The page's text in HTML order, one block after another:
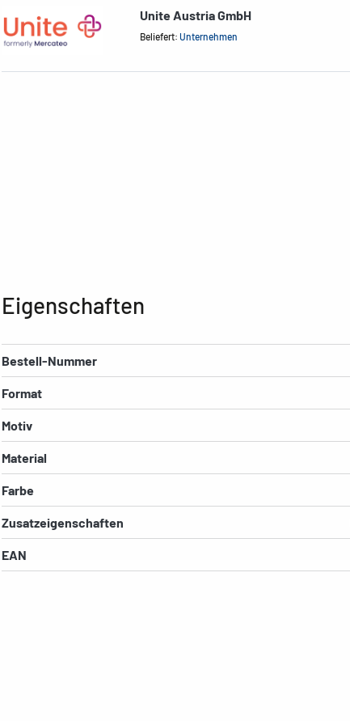
Unite Austria GmbH
Beliefert: Unternehmen
Eigenschaften
Bestell-Nummer
Format
Motiv
Material
Farbe
Zusatzeigenschaften
EAN